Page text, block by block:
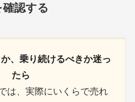
認する
、乗り続けるべきか迷っ
たら
は、実際にいくらで売れ